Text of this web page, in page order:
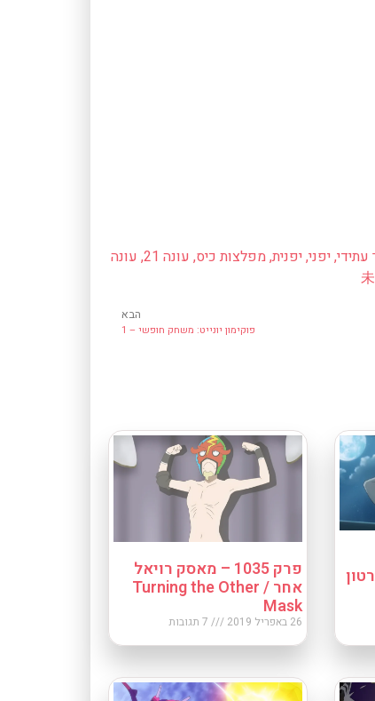
עתידי,יפני,יפנית,מפלצות כיס, עונה 21 , עונה
הבא
פוקימון יונייט: משחק חופשי – 1
פרק 1035 – מאסק רויאל
אחר / Turning the Other
Mask
26 באפריל 2019 7 תגובות